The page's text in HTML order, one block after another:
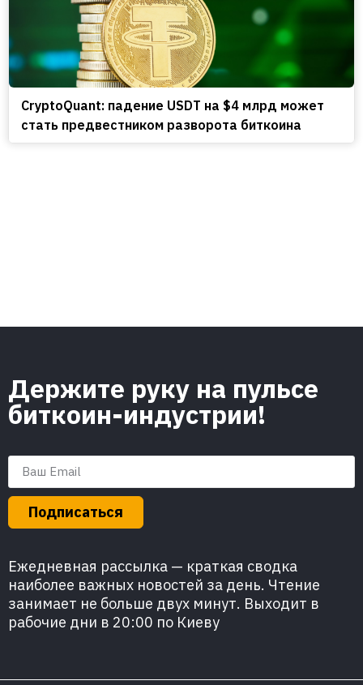
CryptoQuant: падение USDT на $4 млрд может
стать предвестником разворота биткоина
Держите руку на пульсе
биткоин-индустрии!
Подписаться
Ежедневная рассылка — краткая сводка
наиболее важных новостей за день. Чтение
занимает не больше двух минут. Выходит в
рабочие дни в 20:00 по Киеву